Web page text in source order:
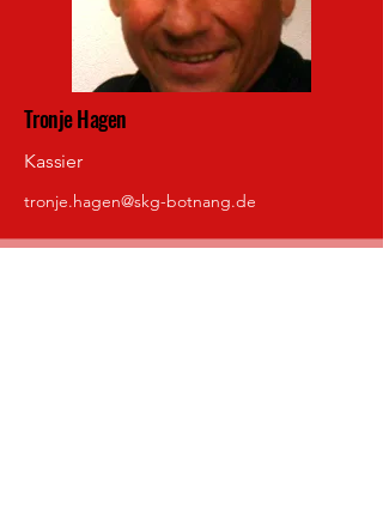
Tronje Hagen
Kassier
tronje.hagen@skg-botnang.de